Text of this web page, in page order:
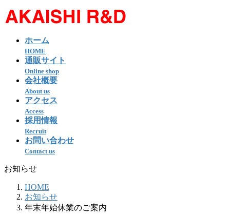
コ
ン
ナ
ビ
ホーム
HOME
通販サイト
Online shop
会社概要
About us
アクセス
Access
採用情報
Recruit
お問い合わせ
Contact us
お知らせ
HOME
お知らせ
年末年始休業のご案内